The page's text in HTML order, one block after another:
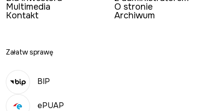
Multimedia
Kontakt
O stronie
Archiwum
Załatw sprawę
BIP
ePUAP